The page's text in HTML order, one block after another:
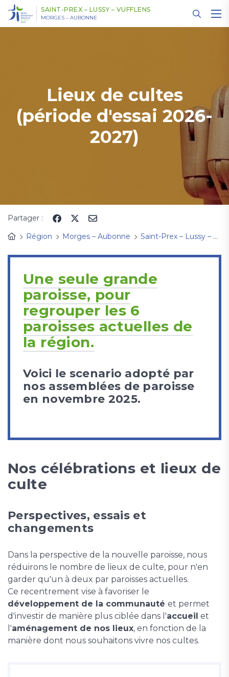
SAINT-PREX – LUSSY – VUFFLENS
MORGES – AUBONNE
Lieux de cultes
(période d'essai 2026-
2027)
Partager :
Région
Morges – Aubonne Saint-Prex – Lussy – Vufflens
Une seule grande
paroisse, pour
regrouper les 6
paroisses actuelles de
la région.
Voici le scenario adopté par
nos assemblées de paroisse
en novembre 2025.
Nos célébrations et lieux de
culte
Perspectives, essais et
changements
Dans la perspective de la nouvelle paroisse, nous
réduirons le nombre de lieux de culte, pour n'en
garder qu'un à deux par paroisses actuelles.
Ce recentrement vise à favoriser le
développement de la communauté et permet
d'investir de manière plus ciblée dans l'accueil et
l'aménagement de nos lieux, en fonction de la
manière dont nous souhaitons vivre nos cultes.
Panneau de gestion des cookies